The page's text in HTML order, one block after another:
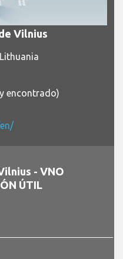
Vilnius
encontrado)
- VNO
ÚTIL